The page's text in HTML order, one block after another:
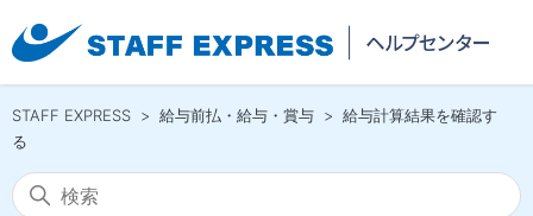
STAFF EXPRESS 給与前払・給与・賞与
給与計算結果を確認す
る